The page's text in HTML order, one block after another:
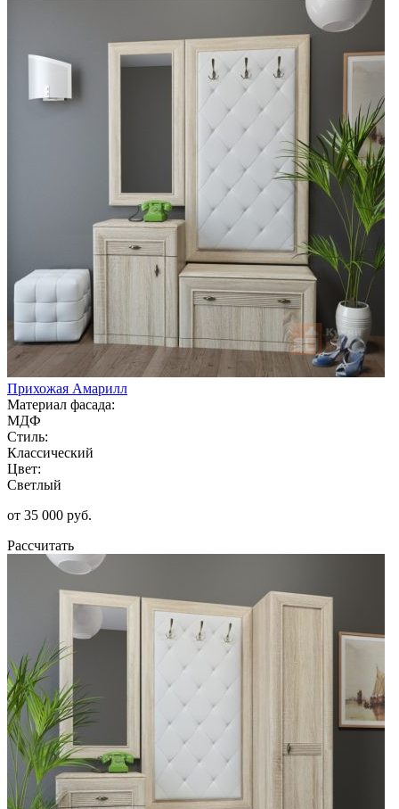
Прихожая Амарилл
Материал фасада:
МДФ
Стиль:
Классический
Цвет:
Светлый
от 35 000 руб.
Рассчитать